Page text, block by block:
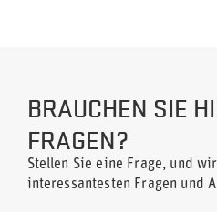
BRAUCHEN SIE
FRAGEN?
Stellen Sie eine Frage, und
interessantesten Fragen und